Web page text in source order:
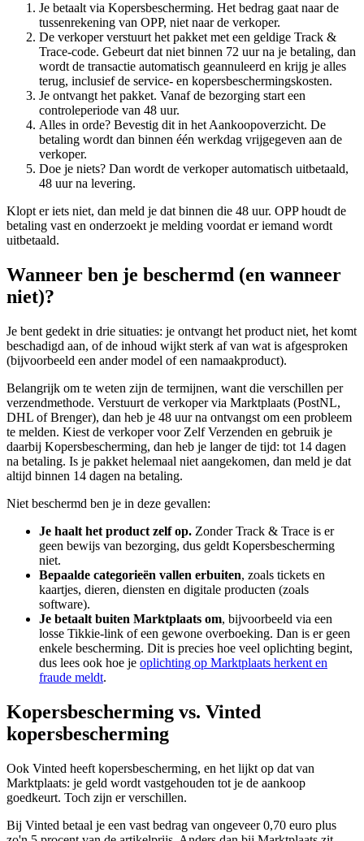
Je betaalt via Kopersbescherming. Het bedrag gaat naar de
tussenrekening van OPP, niet naar de verkoper.
De verkoper verstuurt het pakket met een geldige Track &
Trace-code. Gebeurt dat niet binnen 72 uur na je betaling, dan
wordt de transactie automatisch geannuleerd en krijg je alles
terug, inclusief de service- en kopersbeschermingskosten.
Je ontvangt het pakket. Vanaf de bezorging start een
controleperiode van 48 uur.
Alles in orde? Bevestig dit in het Aankoopoverzicht. De
betaling wordt dan binnen één werkdag vrijgegeven aan de
verkoper.
Doe je niets? Dan wordt de verkoper automatisch uitbetaald,
48 uur na levering.
Klopt er iets niet, dan meld je dat binnen die 48 uur. OPP houdt de
betaling vast en onderzoekt je melding voordat er iemand wordt
uitbetaald.
Wanneer ben je beschermd (en wanneer
niet)?
Je bent gedekt in drie situaties: je ontvangt het product niet, het komt
beschadigd aan, of de inhoud wijkt sterk af van wat is afgesproken
(bijvoorbeeld een ander model of een namaakproduct).
Belangrijk om te weten zijn de termijnen, want die verschillen per
verzendmethode. Verstuurt de verkoper via Marktplaats (PostNL,
DHL of Brenger), dan heb je 48 uur na ontvangst om een probleem
te melden. Kiest de verkoper voor Zelf Verzenden en gebruik je
daarbij Kopersbescherming, dan heb je langer de tijd: tot 14 dagen
na betaling. Is je pakket helemaal niet aangekomen, dan meld je dat
altijd binnen 14 dagen na betaling.
Niet beschermd ben je in deze gevallen:
Je haalt het product zelf op. Zonder Track & Trace is er
geen bewijs van bezorging, dus geldt Kopersbescherming
niet.
Bepaalde categorieën vallen erbuiten, zoals tickets en
kaartjes, dieren, diensten en digitale producten (zoals
software).
Je betaalt buiten Marktplaats om, bijvoorbeeld via een
losse Tikkie-link of een gewone overboeking. Dan is er geen
enkele bescherming. Dit is precies hoe veel oplichting begint,
dus lees ook hoe je oplichting op Marktplaats herkent en
fraude meldt.
Kopersbescherming vs. Vinted
kopersbescherming
Ook Vinted heeft kopersbescherming, en het lijkt op dat van
Marktplaats: je geld wordt vastgehouden tot je de aankoop
goedkeurt. Toch zijn er verschillen.
Bij Vinted betaal je een vast bedrag van ongeveer 0,70 euro plus